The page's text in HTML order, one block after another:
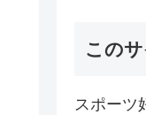
この
スポーツ